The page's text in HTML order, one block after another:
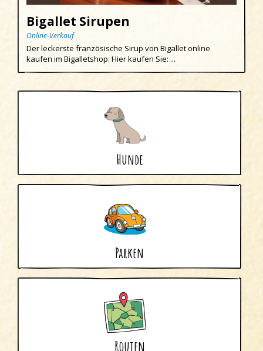
Limmen
Region
Schoorl
Sint Maartenszee
Uitgeest
Wijk aan Zee
Bigallet Sirupen
Online-Verkauf
Der leckerste französische Sirup von Bigallet online
kaufen im Bigalletshop. Hier kaufen Sie: ...
Hunde
Parken
Routen